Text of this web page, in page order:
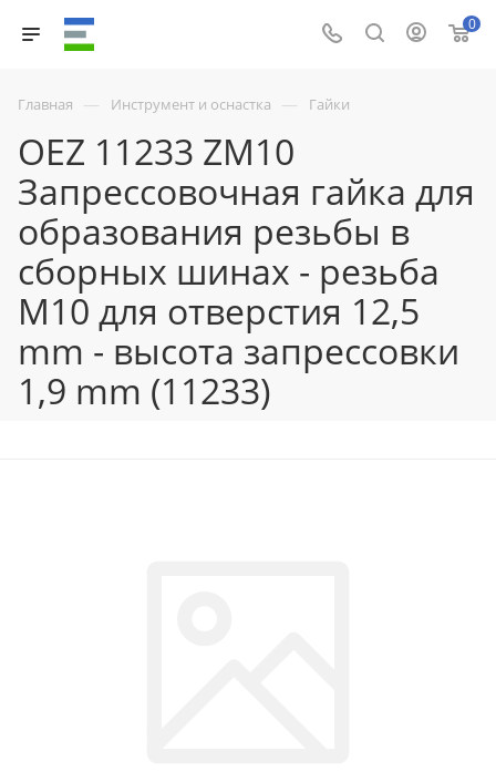
0
Главная — Инструмент и оснастка — Гайки
OEZ 11233 ZM10
Запрессовочная гайка для
образования резьбы в
сборных шинах - резьба
M10 для отверстия 12,5
mm - высота запрессовки
1,9 mm (11233)